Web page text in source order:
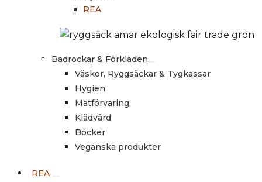
REA
Badrockar & Förkläden
Väskor, Ryggsäckar & Tygkassar
Hygien
Matförvaring
Klädvård
Böcker
Veganska produkter
REA